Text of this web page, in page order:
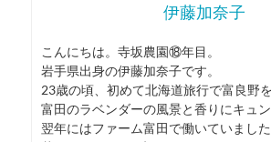
伊藤加奈子
こんにちは。寺坂農園⑱年目。
岩手県出身の伊藤加奈子です。
23歳の頃、初めて北海道旅行で富良野
富田のラベンダーの風景と香りにキュ
翌年にはファーム富田で働いていまし